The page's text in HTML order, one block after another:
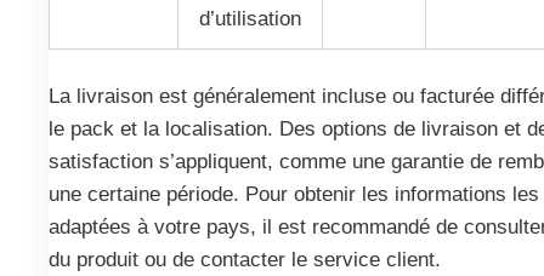
d’utilisation
La livraison est généralement incluse ou facturée
le pack et la localisation. Des options de livraison et
satisfaction s’appliquent, comme une garantie de
une certaine période. Pour obtenir les informations
adaptées à votre pays, il est recommandé de
du produit ou de contacter le service client.